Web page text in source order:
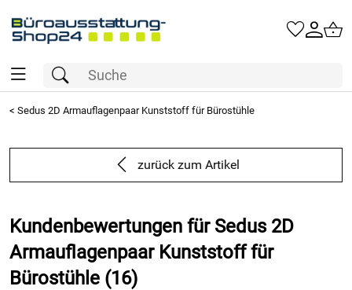
< Sedus 2D Armauflagenpaar Kunststoff für Bürostühle
zurück zum Artikel
Kundenbewertungen für Sedus 2D
Armauflagenpaar Kunststoff für
Bürostühle (16)